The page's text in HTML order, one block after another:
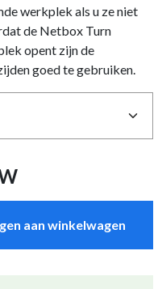
werkplek als u ze niet
de Netbox Turn
opent zijn de
goed te gebruiken.
aan winkelwagen